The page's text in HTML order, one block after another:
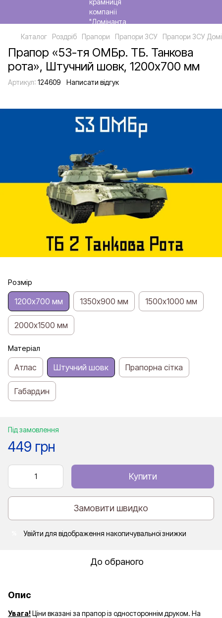
Каталог Роздріб Прапори Прапори ЗСУ Прапори ЗСУ
Прапор «53-тя ОМБр. ТБ. Танкова
рота», Штучний шовк, 1200х700 мм
Артикул: 124609 Написати відгук
Розмір
1200х700 мм 1350х900 мм 1500х1000 мм
2000х1500 мм
Матеріал
Атлас Штучний шовк Прапорна сітка
Габардин
Під замовлення
449 грн
Купити
Замовити швидко
Увійти для відображення накопичувальної знижки
До обраного
Опис
Увага!Ціни вказані за прапор із одностороннім друком. На